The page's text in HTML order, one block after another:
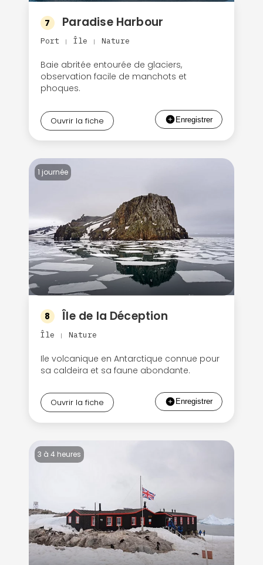
7 Paradise Harbour
Port | Île | Nature
Baie abritée entourée de glaciers,
observation facile de manchots et
phoques.
Ouvrir la fiche
1 journée
8 Île de la Déception
Île | Nature
Ile volcanique en Antarctique connue pour
sa caldeira et sa faune abondante.
Ouvrir la fiche
3 à 4 heures